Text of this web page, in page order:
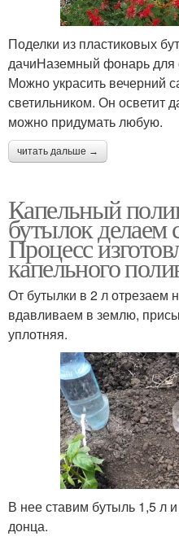
Поделки из пластиковых
дачиНаземный фонарь для
Можно украсить вечерний
светильником. Он осветит
можно придумать любую.
читать дальше →
Капельный
бутылок делаем
Процесс
капельного
От бутылки в 2 л отрезаем
вдавливаем в землю,
уплотняя.
В нее ставим бутыль 1,5 л
донца.